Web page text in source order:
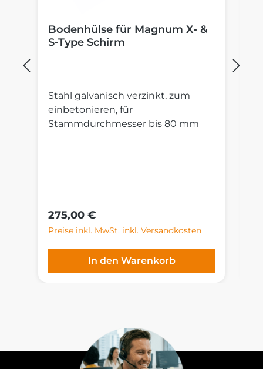
Bodenhülse für Magnum X- &
S-Type Schirm
Stahl galvanisch verzinkt, zum
einbetonieren, für
Stammdurchmesser bis 80 mm
Regulärer Preis:
275,00 €
Preise inkl. MwSt. inkl. Versandkosten
In den Warenkorb